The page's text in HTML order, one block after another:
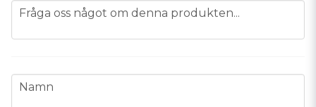
question
Fråga oss något om denna produkten...
name
Namn